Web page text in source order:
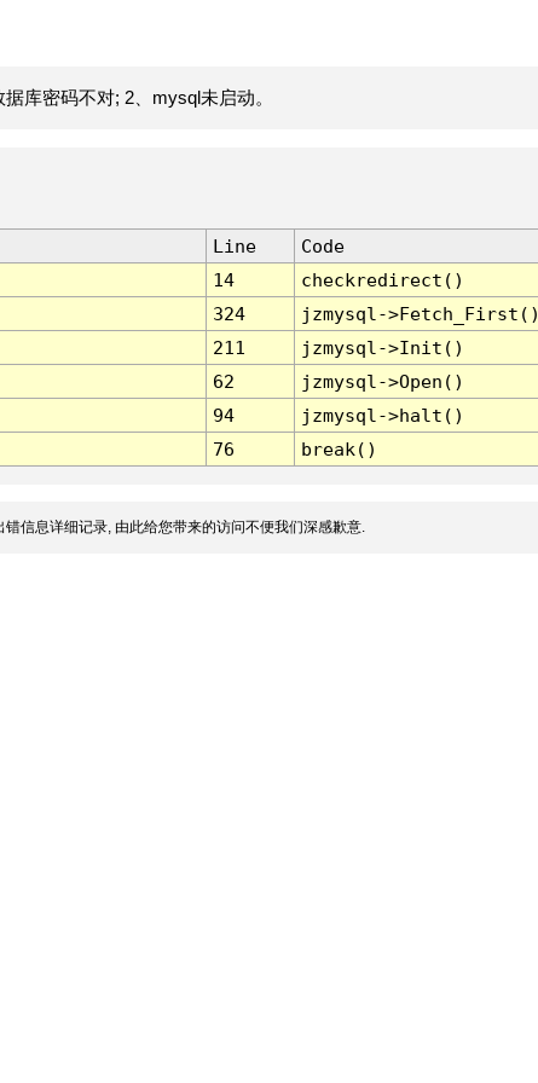
库密码不对; 2、mysql未启动。
Line
Code
14
checkredirect()
324
jzmysql-
211
jzmysql->Init()
62
jzmysql->Open()
94
jzmysql->halt()
76 break()
信息详细记录, 由此给您带来的访问不便我们深感歉意.